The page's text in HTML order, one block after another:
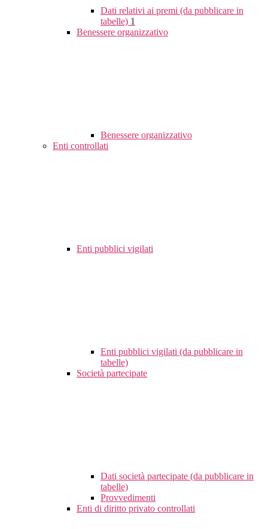
Dati relativi ai premi (da pubblicare in
tabelle) 1
Benessere organizzativo
Benessere organizzativo
Enti controllati
Enti pubblici vigilati
Enti pubblici vigilati (da pubblicare in
tabelle)
Società partecipate
Dati società partecipate (da pubblicare in
tabelle)
Provvedimenti
Enti di diritto privato controllati